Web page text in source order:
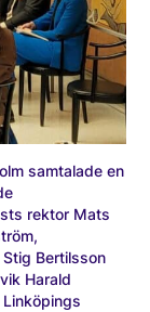
samtalade en
rektor Mats
Bertilsson
Harald